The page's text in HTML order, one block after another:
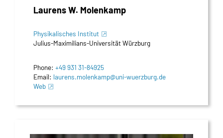
Laurens W. Molenkamp
Physikalisches Institut
Julius-Maximilians-Universität Würzburg
Phone: +49 931 31-84925
Email: laurens.molenkamp@uni-wuerzburg.de
Web